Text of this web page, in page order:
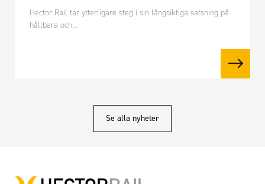
Hector Rail tar ytterligare steg i sin långsiktiga satsning på
hållbara och…
Se alla nyheter